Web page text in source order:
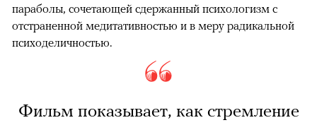
параболы, сочетающей сдержанный психологизм с
отстраненной медитативностью и в меру радикальной
психоделичностью.
Фильм показывает, как стремление